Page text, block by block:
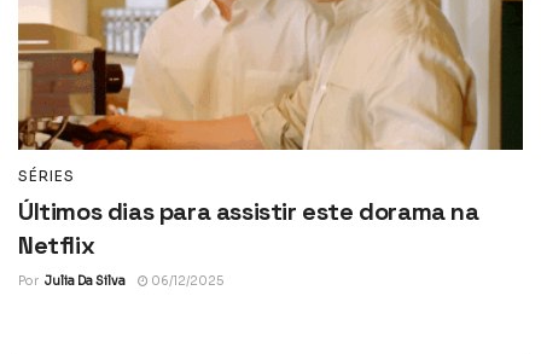
SÉRIES
Últimos dias para assistir este dorama na
Netflix
Por Julia Da Silva 06/12/2025